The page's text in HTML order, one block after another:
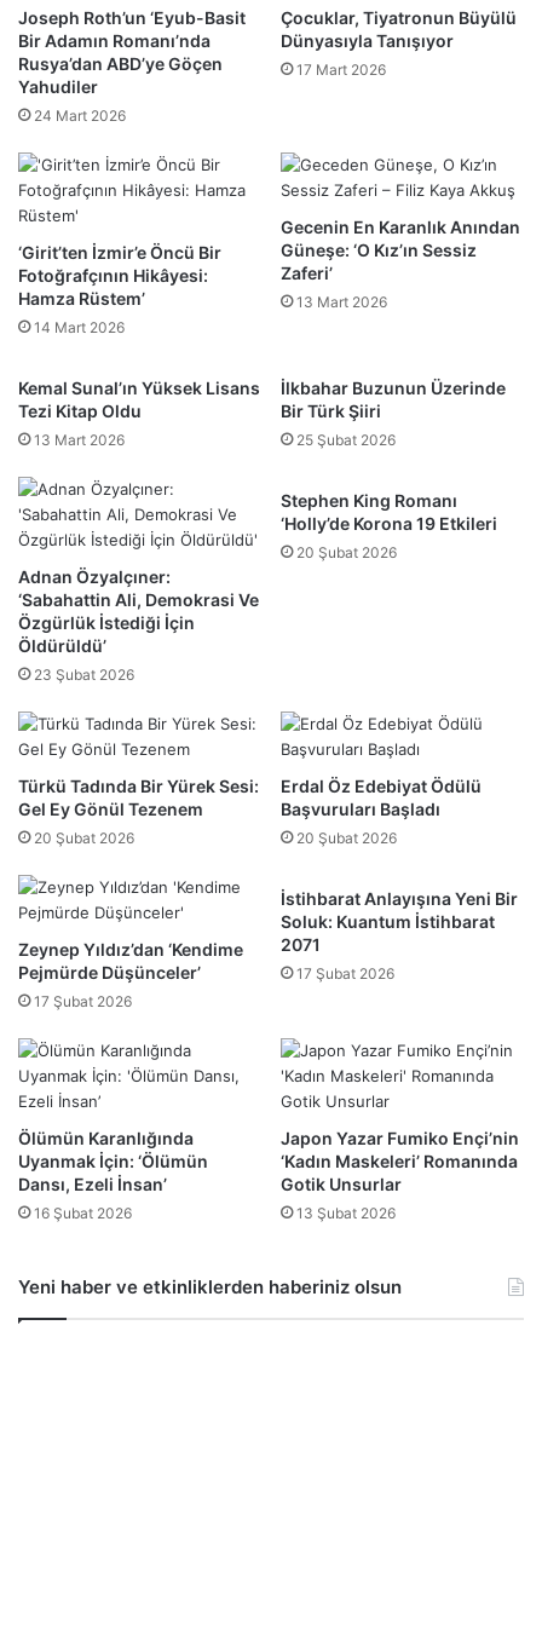
Joseph Roth’un ‘Eyub-Basit
Bir Adamın Romanı’nda
Rusya’dan ABD’ye Göçen
Yahudiler
24 Mart 2026
Çocuklar, Tiyatronun Büyülü
Dünyasıyla Tanışıyor
17 Mart 2026
‘Girit’ten İzmir’e Öncü Bir
Fotoğrafçının Hikâyesi:
Hamza Rüstem’
14 Mart 2026
Gecenin En Karanlık Anından
Güneşe: ‘O Kız’ın Sessiz
Zaferi’
13 Mart 2026
Kemal Sunal’ın Yüksek Lisans
Tezi Kitap Oldu
13 Mart 2026
İlkbahar Buzunun Üzerinde
Bir Türk Şiiri
25 Şubat 2026
Adnan Özyalçıner:
‘Sabahattin Ali, Demokrasi Ve
Özgürlük İstediği İçin
Öldürüldü’
23 Şubat 2026
Stephen King Romanı
‘Holly’de Korona 19 Etkileri
20 Şubat 2026
Türkü Tadında Bir Yürek Sesi:
Gel Ey Gönül Tezenem
20 Şubat 2026
Erdal Öz Edebiyat Ödülü
Başvuruları Başladı
20 Şubat 2026
Zeynep Yıldız’dan ‘Kendime
Pejmürde Düşünceler’
17 Şubat 2026
İstihbarat Anlayışına Yeni Bir
Soluk: Kuantum İstihbarat
2071
17 Şubat 2026
Ölümün Karanlığında
Uyanmak İçin: ‘Ölümün
Dansı, Ezeli İnsan’
16 Şubat 2026
Japon Yazar Fumiko Ençi’nin
‘Kadın Maskeleri’ Romanında
Gotik Unsurlar
13 Şubat 2026
Yeni haber ve etkinliklerden haberiniz olsun